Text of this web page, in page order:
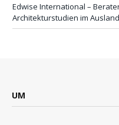
Edwise International –
Architekturstudien im Ausland
UM